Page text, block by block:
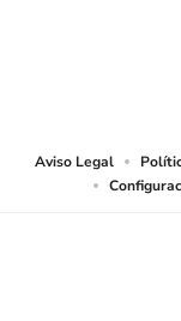
Aviso Legal